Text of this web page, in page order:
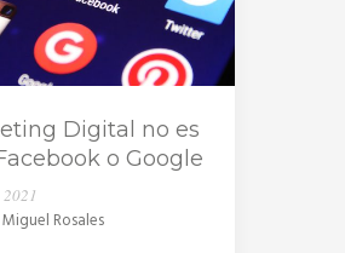
Digital no es
o Google
Rosales